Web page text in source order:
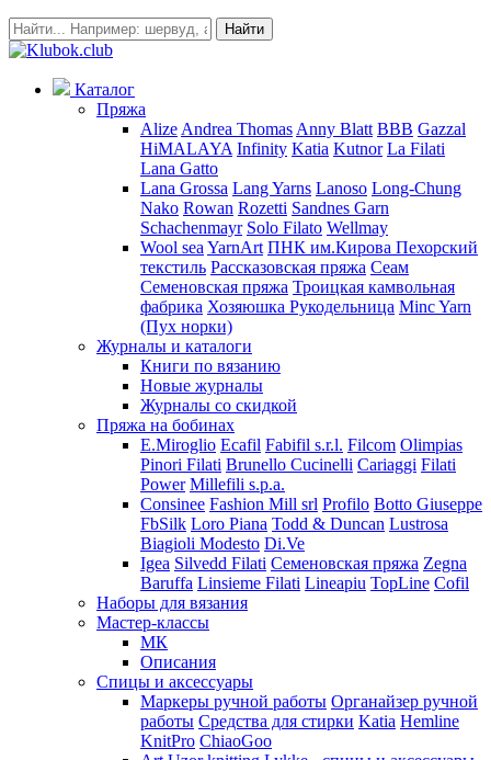
Найти
Каталог
Пряжа
Alize Andrea Thomas Anny Blatt BBB Gazzal
HiMALAYA Infinity Katia Kutnor La Filati
Lana Gatto
Lana Grossa Lang Yarns Lanoso Long-Chung
Nako Rowan Rozetti Sandnes Garn
Schachenmayr Solo Filato Wellmay
Wool sea YarnArt ПНК им.Кирова Пехорский
текстиль Рассказовская пряжа Сеам
Семеновская пряжа Троицкая камвольная
фабрика Хозяюшка Рукодельница Minc Yarn
(Пух норки)
Журналы и каталоги
Книги по вязанию
Новые журналы
Журналы со скидкой
Пряжа на бобинах
E.Miroglio Ecafil Fabifil s.r.l. Filcom Olimpias
Pinori Filati Brunello Cucinelli Cariaggi Filati
Power Millefili s.p.a.
Consinee Fashion Mill srl Profilo Botto Giuseppe
FbSilk Loro Piana Todd & Duncan Lustrosa
Biagioli Modesto Di.Ve
Igea Silvedd Filati Семеновская пряжа Zegna
Baruffa Linsieme Filati Lineapiu TopLine Cofil
Наборы для вязания
Мастер-классы
МК
Описания
Спицы и аксессуары
Маркеры ручной работы Органайзер ручной
работы Средства для стирки Katia Hemline
KnitPro ChiaoGoo